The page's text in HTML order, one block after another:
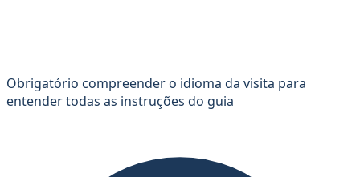
Obrigatório compreender o idioma da visita para
entender todas as instruções do guia